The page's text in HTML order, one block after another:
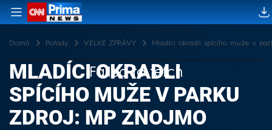
Domů Pořady VELKÉ ZPRÁVY Mladíci okradli spícího muže v
Failed to fetch
MLADÍCI OKRADLI
SPÍCÍHO MUŽE V PARKU
ZDROJ: MP ZNOJMO